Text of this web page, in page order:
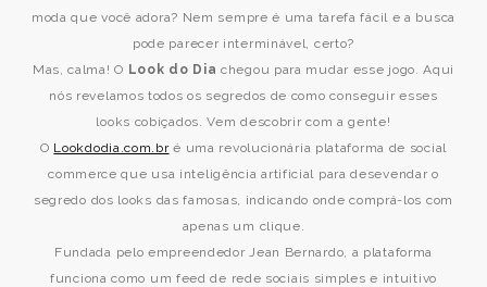
moda que você adora? Nem sempre é uma tarefa fácil e a busca
pode parecer interminável, certo?
Mas, calma! O Look do Dia chegou para mudar esse jogo. Aqui
nós revelamos todos os segredos de como conseguir esses
looks cobiçados. Vem descobrir com a gente!
O Lookdodia.com.bré uma revolucionária plataforma de social
commerce que usa inteligência artificial para desevendar o
segredo dos looks das famosas, indicando onde comprá-los com
apenas um clique.
Fundada pelo empreendedor Jean Bernardo, a plataforma
funciona como um feed de rede sociais simples e intuitivo